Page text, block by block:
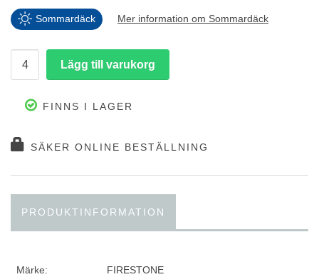
Sommardäck Mer information om Sommardäck
FINNS I LAGER
SÄKER ONLINE BESTÄLLNING
PRODUKTINFORMATION
Märke: FIRESTONE